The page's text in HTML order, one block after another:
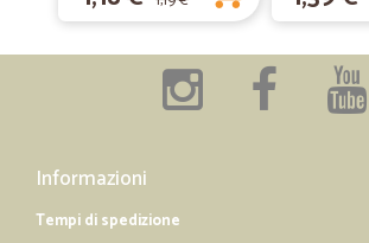
Informazioni
Tempi di spedizione